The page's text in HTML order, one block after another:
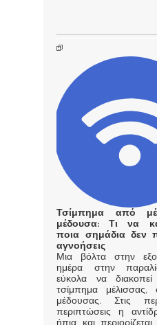
Τσίμπημα από
μέδουσα: Τι να
ποια σημάδια δεν
αγνοήσεις
Μια βόλτα στην
ημέρα στην
εύκολα να
τσίμπημα
μέδουσας. Στις
περιπτώσεις η